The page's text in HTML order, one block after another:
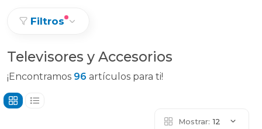
Filtros
Televisores y Accesorios
¡Encontramos 96 artículos para ti!
Mostrar: 12